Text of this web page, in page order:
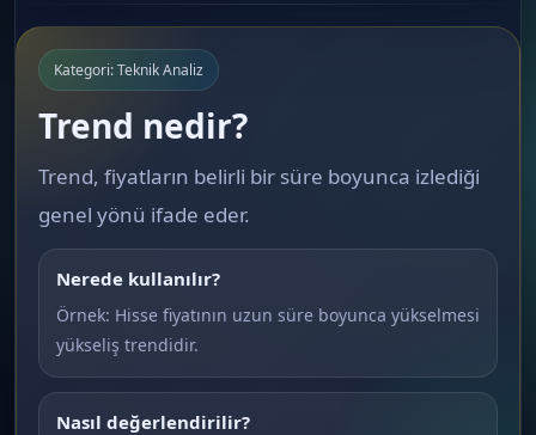
Kategori: Teknik Analiz
Trend nedir?
Trend, fiyatların belirli bir süre boyunca izlediği
genel yönü ifade eder.
Nerede kullanılır?
Örnek: Hisse fiyatının uzun süre boyunca yükselmesi
yükseliş trendidir.
Nasıl değerlendirilir?